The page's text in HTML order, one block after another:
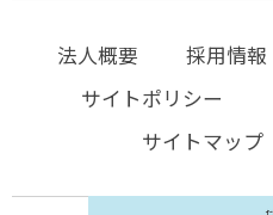
法人概要 採用情報
サイトポリシー
サイトマップ